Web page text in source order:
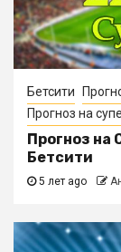
Бетсити
Прогноз на
Прогноз на
Бетсити
5 лет ago